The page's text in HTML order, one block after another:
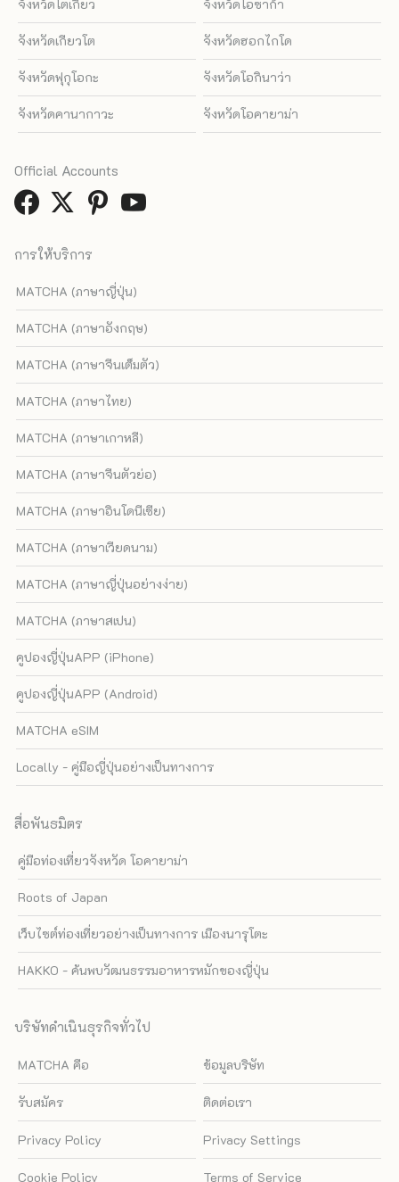
จังหวัดโตเกียว จังหวัดโอซาก้า
จังหวัดเกียวโต จังหวัดฮอกไกโด
จังหวัดฟุกุโอกะ จังหวัดโอกินาว่า
จังหวัดคานากาวะ จังหวัดโอคายาม่า
การให้บริการ
MATCHA (ภาษาญี่ปุ่น)
MATCHA (ภาษาอังกฤษ)
MATCHA (ภาษาจีนเต็มตัว)
MATCHA (ภาษาไทย)
MATCHA (ภาษาเกาหลี)
MATCHA (ภาษาจีนตัวย่อ)
MATCHA (ภาษาอินโดนีเซีย)
MATCHA (ภาษาเวียดนาม)
MATCHA (ภาษาญี่ปุ่นอย่างง่าย)
MATCHA (ภาษาสเปน)
คูปองญี่ปุ่นAPP (iPhone)
คูปองญี่ปุ่นAPP (Android)
MATCHA eSIM
Locally - คู่มือญี่ปุ่นอย่างเป็นทางการ
สื่อพันธมิตร
คู่มือท่องเที่ยวจังหวัด โอคายาม่า
Roots of Japan
เว็บไซต์ท่องเที่ยวอย่างเป็นทางการ เมืองนารุโตะ
HAKKO - ค้นพบวัฒนธรรมอาหารหมักของญี่ปุ่น
บริษัทดำเนินธุรกิจทั่วไป
MATCHA คือ ข้อมูลบริษัท
รับสมัคร ติดต่อเรา
Privacy Policy Privacy Settings
Cookie Policy Terms of Service
Official Accounts